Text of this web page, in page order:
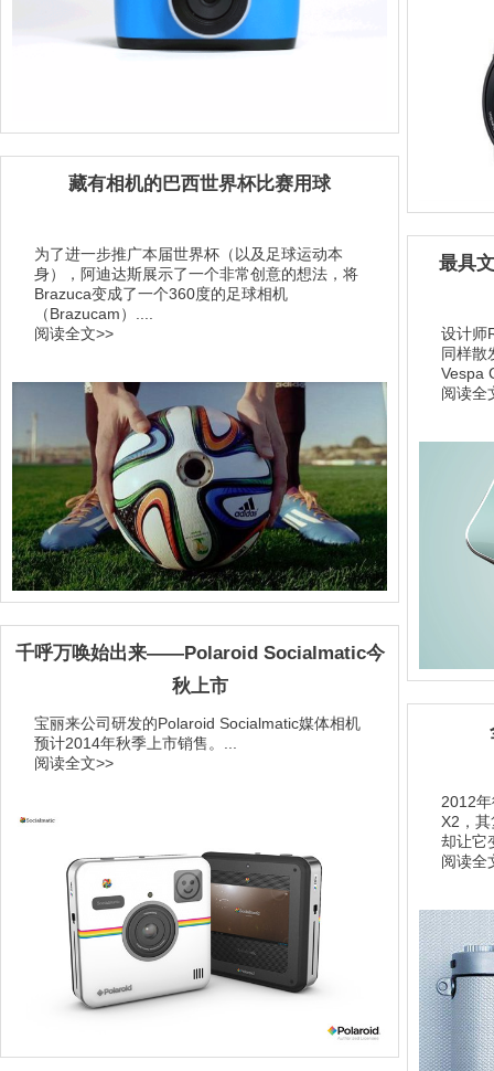
藏有相机的巴西世界杯比赛用球
为了进一步推广本届世界杯（以及足球运动本
身），阿迪达斯展示了一个非常创意的想法，将
Brazuca变成了一个360度的足球相机
（Brazucam）....
阅读全文>>
最具
设计师
同样
Vespa
阅读全
千呼万唤始出来——Polaroid Socialmatic今
秋上市
宝丽来公司研发的Polaroid Socialmatic媒体相机
预计2014年秋季上市销售。...
阅读全文>>
2012
X2，
却让它
阅读全